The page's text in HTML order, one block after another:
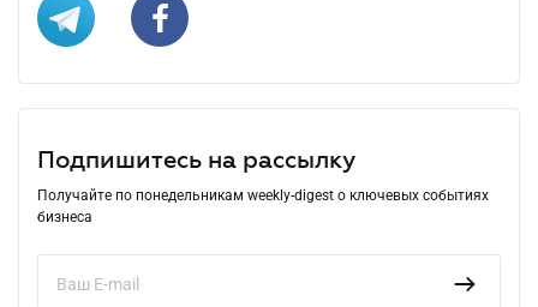
Подпишитесь на рассылку
Получайте по понедельникам weekly-digest о ключевых событиях
бизнеса